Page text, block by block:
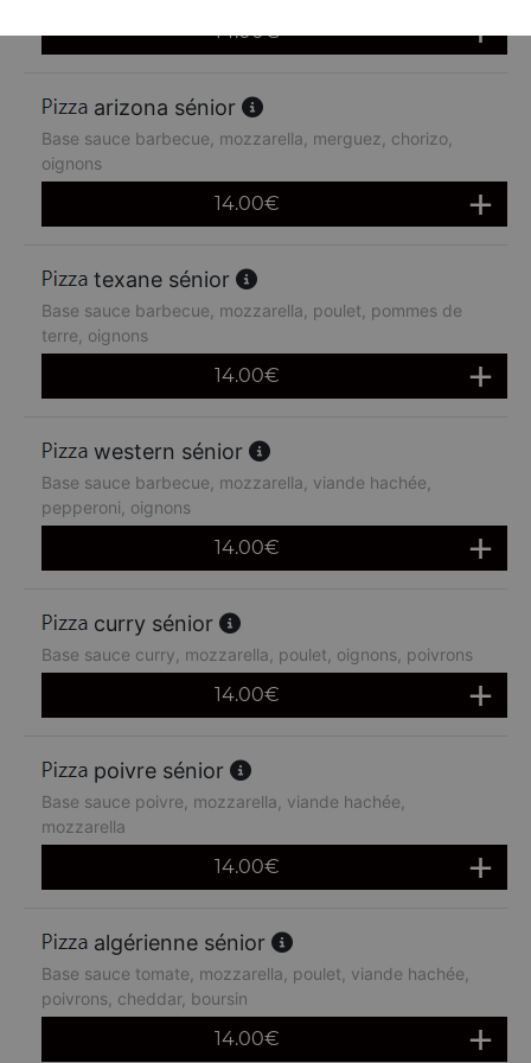
14.00€
arizona sénior
Base sauce barbecue, mozzarella, merguez, chorizo,
oignons
14.00€
texane sénior
Base sauce barbecue, mozzarella, poulet, pommes de
terre, oignons
14.00€
western sénior
Base sauce barbecue, mozzarella, viande hachée,
pepperoni, oignons
14.00€
curry sénior
Base sauce curry, mozzarella, poulet, oignons, poivrons
14.00€
poivre sénior
Base sauce poivre, mozzarella, viande hachée,
mozzarella
14.00€
algérienne sénior
Base sauce tomate, mozzarella, poulet, viande hachée,
poivrons, cheddar, boursin
14.00€